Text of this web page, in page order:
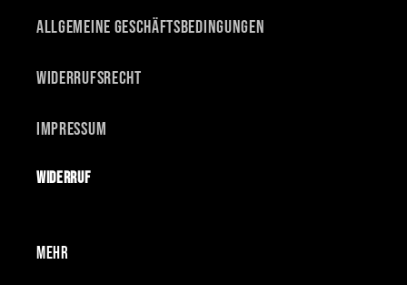
Allgemeine Geschäftsbedingungen
Widerrufsrecht
Impressum
Widerruf
MEHR